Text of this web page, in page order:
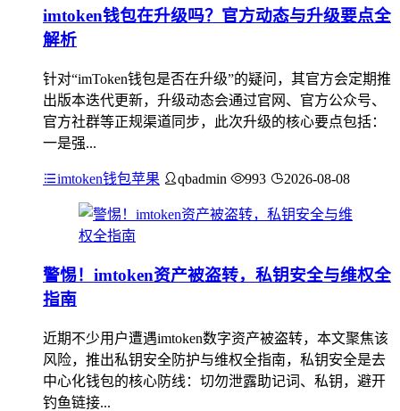
imtoken钱包在升级吗？官方动态与升级要点全
解析
针对“imToken钱包是否在升级”的疑问，其官方会定期推
出版本迭代更新，升级动态会通过官网、官方公众号、
官方社群等正规渠道同步，此次升级的核心要点包括：
一是强...
imtoken钱包苹果 qbadmin 993 2026-08-08
警惕！imtoken资产被盗转，私钥安全与维权全
指南
近期不少用户遭遇imtoken数字资产被盗转，本文聚焦该
风险，推出私钥安全防护与维权全指南，私钥安全是去
中心化钱包的核心防线：切勿泄露助记词、私钥，避开
钓鱼链接...